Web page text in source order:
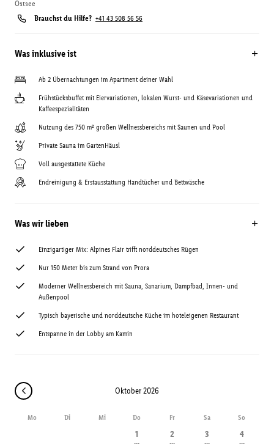
Ostsee
Brauchst du Hilfe? +41 43 508 56 56
Was inklusive ist
Ab 2 Übernachtungen im Apartment deiner Wahl
Frühstücksbuffet mit Eiervariationen, lokalen Wurst- und Käsevariationen und
Kaffeespezialitäten
Nutzung des 750 m² großen Wellnessbereichs mit Saunen und Pool
Private Sauna im GartenHäusl
Voll ausgestattete Küche
Endreinigung & Erstausstattung Handtücher und Bettwäsche
Was wir lieben
Einzigartiger Mix: Alpines Flair trifft norddeutsches Rügen
Nur 150 Meter bis zum Strand von Prora
Moderner Wellnessbereich mit Sauna, Sanarium, Dampfbad, Innen- und
Außenpool
Typisch bayerische und norddeutsche Küche im hoteleigenen Restaurant
Entspanne in der Lobby am Kamin
Oktober 2026
Mo Di Mi Do Fr Sa So
1
---
2
---
3
---
4
---